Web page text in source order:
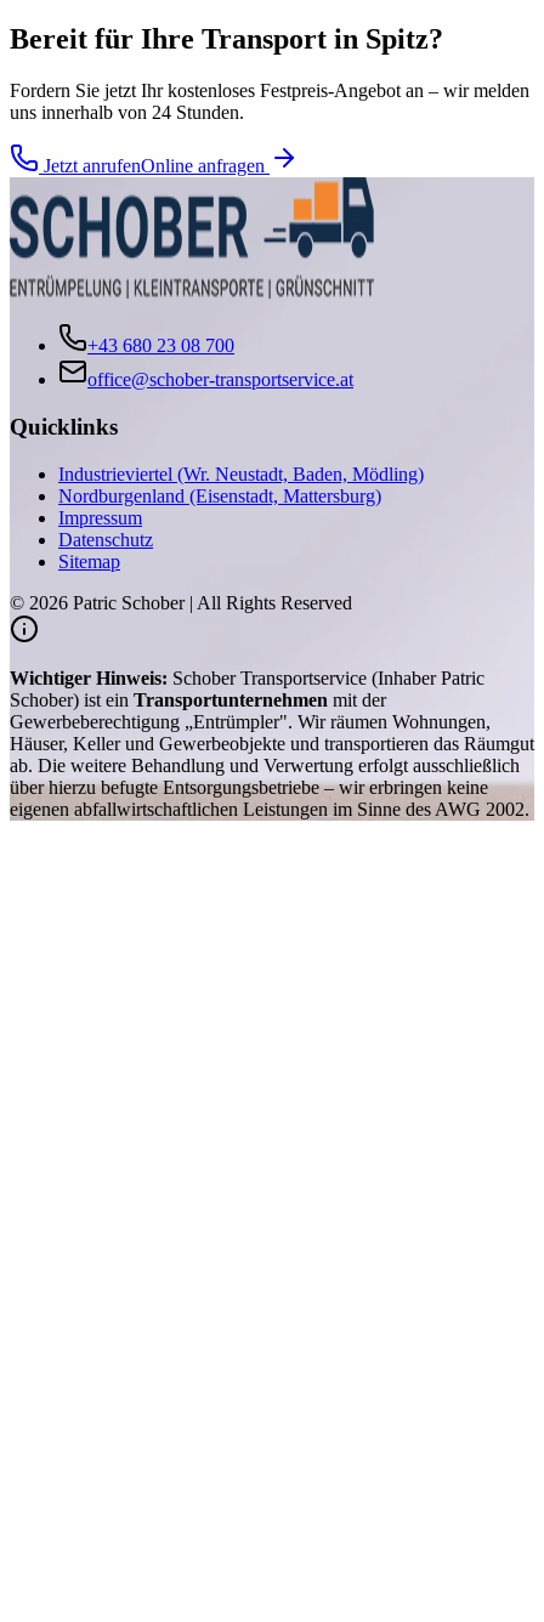
Bereit für Ihre Transport in Spitz?
Fordern Sie jetzt Ihr kostenloses Festpreis-Angebot an – wir melden
uns innerhalb von 24 Stunden.
Jetzt anrufenOnline anfragen
+43 680 23 08 700
office@schober-transportservice.at
Quicklinks
Industrieviertel (Wr. Neustadt, Baden, Mödling)
Nordburgenland (Eisenstadt, Mattersburg)
Impressum
Datenschutz
Sitemap
© 2026 Patric Schober | All Rights Reserved
Wichtiger Hinweis: Schober Transportservice (Inhaber Patric
Schober) ist ein Transportunternehmen mit der
Gewerbeberechtigung „Entrümpler". Wir räumen Wohnungen,
Häuser, Keller und Gewerbeobjekte und transportieren das Räumgut
ab. Die weitere Behandlung und Verwertung erfolgt ausschließlich
über hierzu befugte Entsorgungsbetriebe – wir erbringen keine
eigenen abfallwirtschaftlichen Leistungen im Sinne des AWG 2002.